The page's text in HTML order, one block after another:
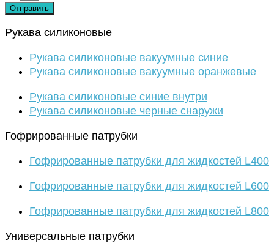
Отправить
Рукава силиконовые
Рукава силиконовые вакуумные синие
Рукава силиконовые вакуумные оранжевые
Рукава силиконовые синие внутри
Рукава силиконовые черные снаружи
Гофрированные патрубки
Гофрированные патрубки для жидкостей L400
Гофрированные патрубки для жидкостей L600
Гофрированные патрубки для жидкостей L800
Универсальные патрубки